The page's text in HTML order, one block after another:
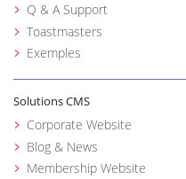
Q & A Support
Toastmasters
Exemples
Solutions CMS
Corporate Website
Blog & News
Membership Website